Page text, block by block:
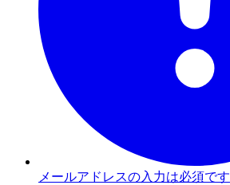
メールアドレスの入力は必須です